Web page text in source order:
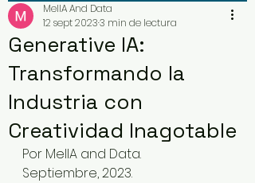
Generative IA:
Transformando la
Industria con
Creatividad Inagotable
MelIA And Data
12 sept 20233 min de lectura
Por MelIA and Data.
Septiembre, 2023.